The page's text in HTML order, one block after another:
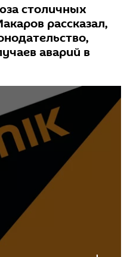
столичных
рассказал,
аварий в